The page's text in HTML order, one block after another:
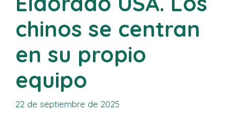
chinos se centran
en su propio
equipo
22 de septiembre de 2025